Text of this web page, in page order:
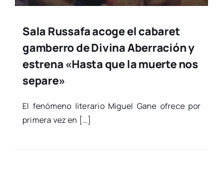
Sala Russafa acoge el cabaret
gamberro de Divina Aberración y
estrena «Hasta que la muerte nos
separe»
El fenó­meno lite­ra­rio Miguel Gane ofre­ce por
pri­me­ra vez en […]